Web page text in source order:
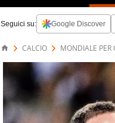
Seguici su: Google Discover
CALCIO MONDIALE PER